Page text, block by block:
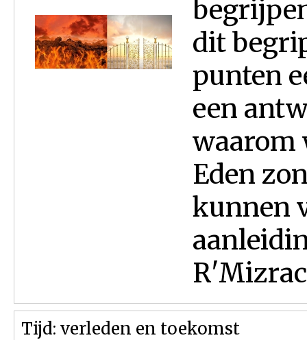
dit
punten
een
waarom
Eden
kunnen
Tijd: verleden en toekomst